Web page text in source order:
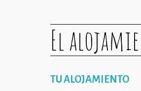
El
TU ALOJAMIENTO